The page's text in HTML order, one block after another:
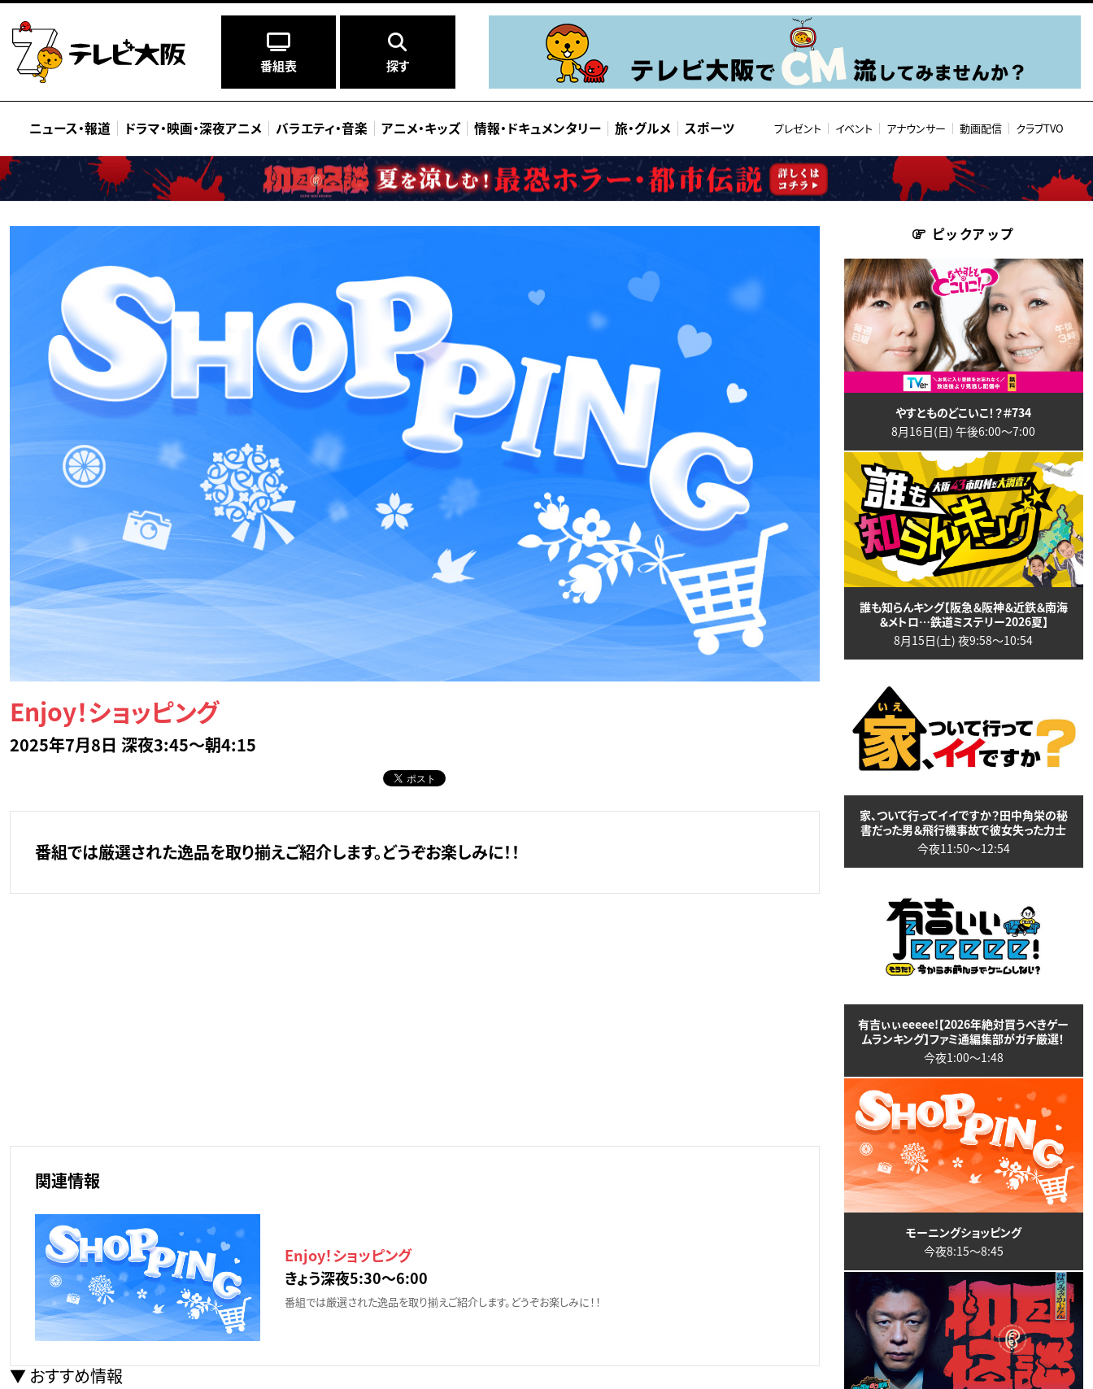
番組表 探す
ニュース・報道 ドラマ・映画・深夜アニメ バラエティ・音楽 アニメ・キッズ 情報・ ドキュメンタリー 旅・グルメ スポーツ プレゼント イベント アナウンサー 動画配信 クラブTVO
Enjoy！ショッピング
2025年7月8日 深夜3:45～朝4:15
番組では厳選された逸品を取り揃えご紹介します。どうぞお楽しみに！！
関連情報
Enjoy！ショッピング
きょう深夜5:30〜6:00
番組では厳選された逸品を取り揃えご紹介します。どうぞお楽しみに！！
おすすめ情報
ピックアップ
やすとものどこいこ！？＃734
8月16日(日) 午後6:00〜7:00
誰も知らんキング【阪急＆阪神＆近鉄＆南海
＆メトロ…鉄道ミステリー2026夏】
8月15日(土) 夜9:58〜10:54
家、ついて行ってイイですか？田中角栄の秘
書だった男＆飛行機事故で彼女失った力士
今夜11:50〜12:54
有吉ぃぃeeeee!【2026年絶対買うべきゲー
ムランキング】ファミ通編集部がガチ厳選！
今夜1:00〜1:48
モーニングショッピング
今夜8:15〜8:45